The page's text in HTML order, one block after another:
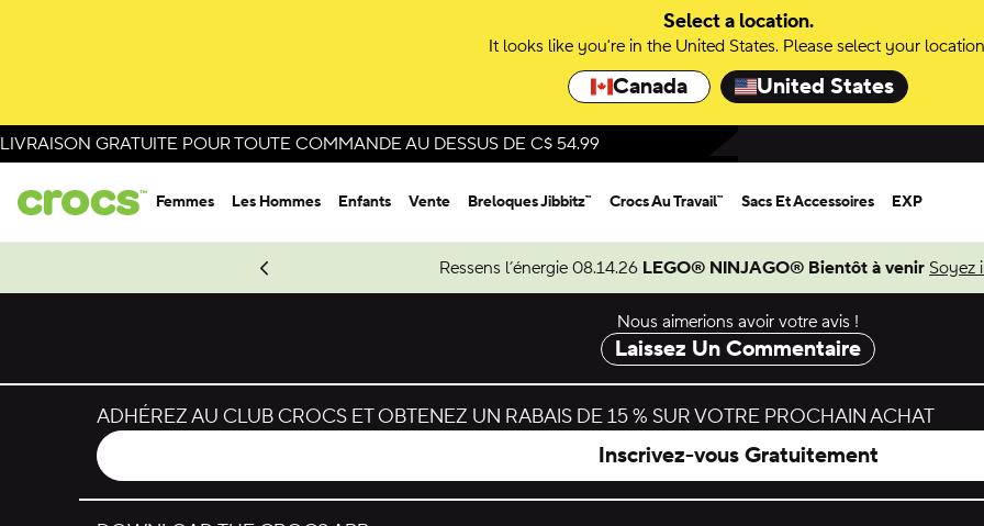
Select a location.
It looks like you're in the United States. Please select your
Canada United States
LIVRAISON GRATUITE POUR TOUTE COMMANDE AU DESSUS DE C$ 54.99
Femmes Les Hommes Enfants Vente Breloques Jibbitz™ Crocs Au Travail™ Sacs Et Accessoires EXP
Ressens l’énergie 08.14.26 LEGO® NINJAGO® Bientôt à venir Soyez
Magasinez Spider-Man
Nous aimerions avoir votre avis !
Laissez Un Commentaire
ADHÉREZ AU CLUB CROCS ET OBTENEZ UN RABAIS DE 15 % SUR VOTRE PROCHAIN ACHAT
Inscrivez-vous Gratuitement